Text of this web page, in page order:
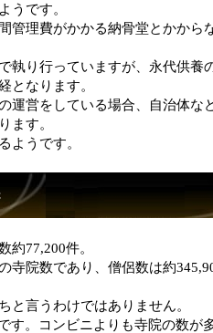
うです。
管理費がかかる納骨堂とかから
執り行っていますが、永代供養
となります。
運営をしている場合、自治体な
ます。
ようです。
約77,200件。
寺院数であり、僧侶数は約
と言うわけではありません。
す。コンビニよりも寺院の数が